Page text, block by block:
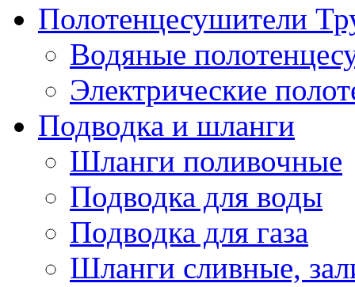
Полотенцесушители
Водяные
Электрические
Подводка и шланги
Шланги поливочные
Подводка для воды
Подводка для газа
Шланги сливные,